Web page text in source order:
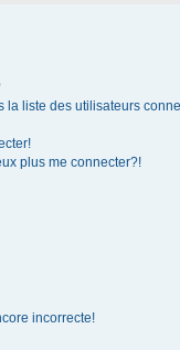
la liste des utilisateurs
plus me connecter?!
incorrecte!